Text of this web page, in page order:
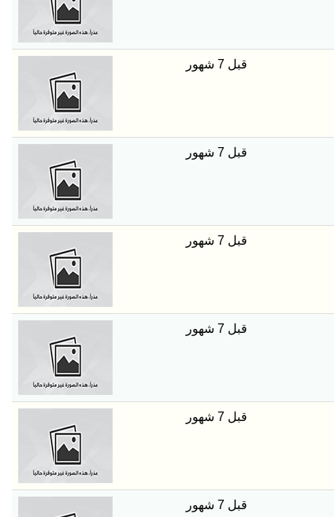
قبل 7 شهور
قبل 7 شهور
قبل 7 شهور
قبل 7 شهور
قبل 7 شهور
قبل 7 شهور